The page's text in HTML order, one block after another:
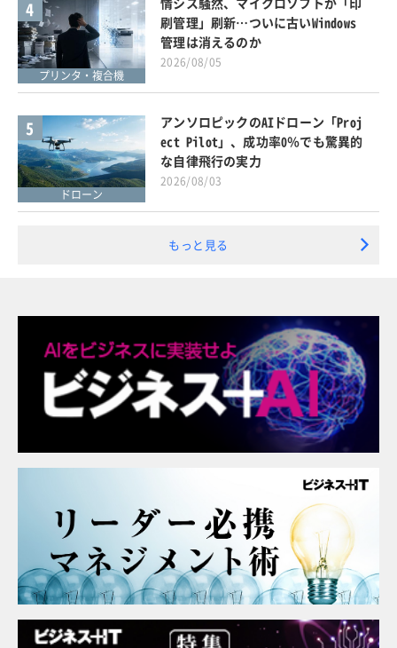
4
プリンタ・複合機
刷管理」刷新…ついに古いWindows
管理は消えるのか
2026/08/05
5
ドローン
アンソロピックのAIドローン「Proj
ect Pilot」、成功率0％でも驚異的
な自律飛行の実力
2026/08/03
もっと見る